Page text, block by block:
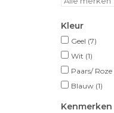
Kleur
Geel (7)
Wit (1)
Paars/ Roze
Blauw (1)
Kenmerken